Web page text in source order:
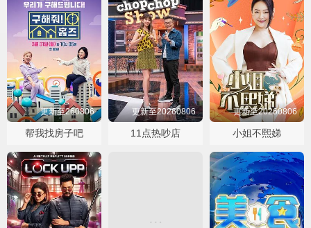
更新至260806
帮我找房子吧
更新至20260806
11点热吵店
更新至20260806
小姐不熙娣